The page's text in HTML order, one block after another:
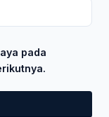
pada